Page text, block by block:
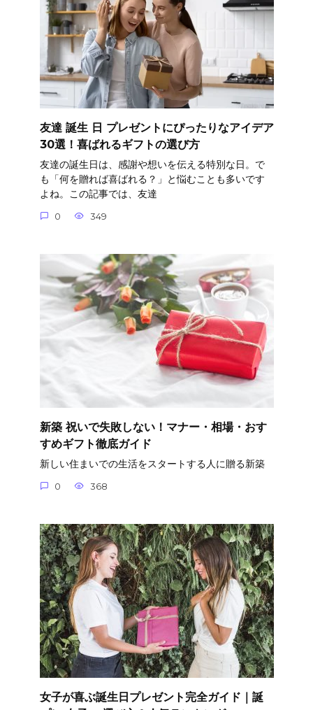
友達 誕生 日 プレゼントにぴったりなアイデア
30選！喜ばれるギフトの選び方
友達の誕生日は、感謝や想いを伝える特別な日。で
も「何を贈れば喜ばれる？」と悩むことも多いです
よね。この記事では、友達
0 349
新築 祝いで失敗しない！マナー・相場・おす
すめギフト徹底ガイド
新しい住まいでの生活をスタートする人に贈る新築
0 368
女子が喜ぶ誕生日プレゼント完全ガイド｜誕